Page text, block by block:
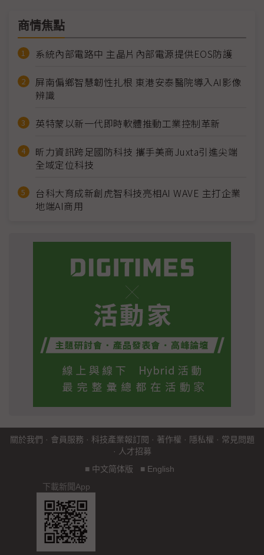
商情焦點
系統內部電路中 主晶片內部電源提供EOS防護
屏南偏鄉智慧韌性扎根 東港安泰醫院導入AI影像
辨識
英特蒙以新一代即時軟體推動工業控制革新
昕力資訊跨足國防科技 攜手美商Juxta引進尖端
全域定位科技
台科大育成新創虎智科技亮相AI WAVE 主打企業
地端AI商用
關於我們 · 會員服務 · 科技產業報訂閱 · 著作權 · 隱私權 · 常見問題
· 人才招募
■ 中文简体版 ■ English
下載新聞App